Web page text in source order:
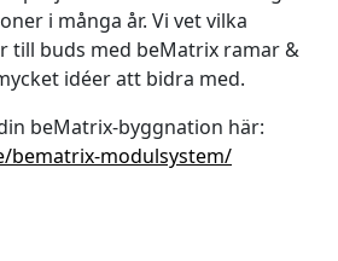
i många år. Vi vet vilka
till buds med beMatrix ramar &
idéer att bidra med.
beMatrix-byggnation här:
bematrix-modulsystem/